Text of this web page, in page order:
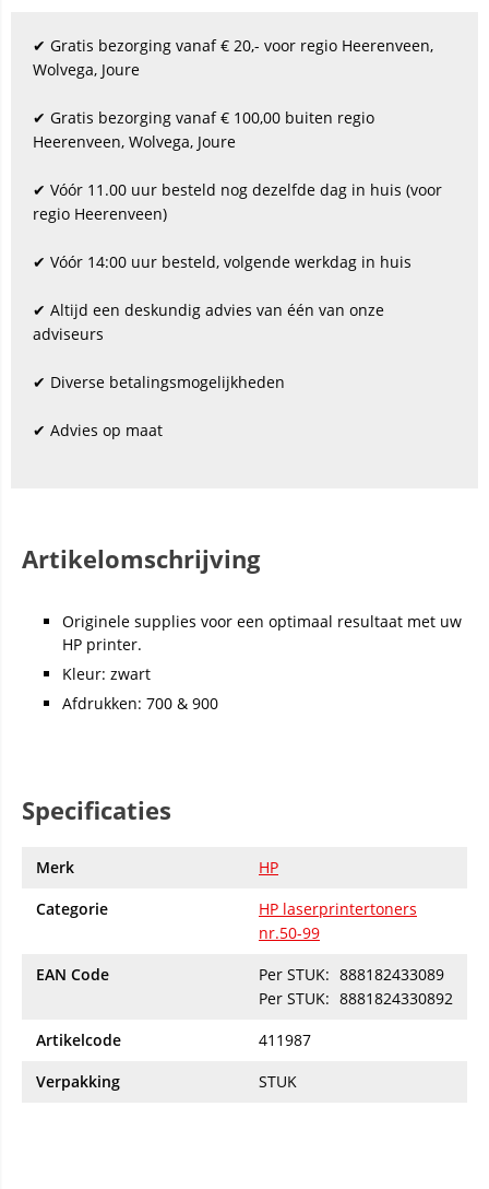
✔ Gratis bezorging vanaf € 20,- voor regio Heerenveen,
Wolvega, Joure
✔ Gratis bezorging vanaf € 100,00 buiten regio
Heerenveen, Wolvega, Joure
✔ Vóór 11.00 uur besteld nog dezelfde dag in huis (voor
regio Heerenveen)
✔ Vóór 14:00 uur besteld, volgende werkdag in huis
✔ Altijd een deskundig advies van één van onze
adviseurs
✔ Diverse betalingsmogelijkheden
✔ Advies op maat
Artikelomschrijving
Originele supplies voor een optimaal resultaat met uw
HP printer.
Kleur: zwart
Afdrukken: 700 & 900
Specificaties
Merk
HP
Categorie
HP laserprintertoners
nr.50-99
EAN Code
Per STUK: 888182433089
Per STUK: 8881824330892
Artikelcode
411987
Verpakking
STUK